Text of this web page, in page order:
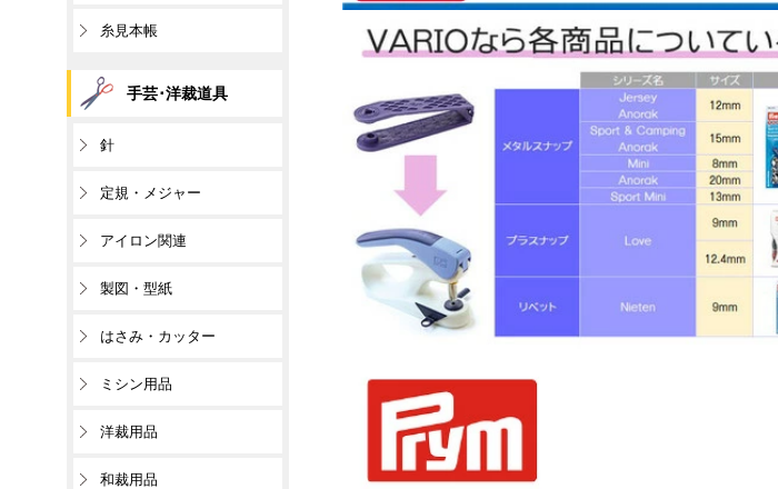
糸見本帳
手芸･洋裁道具
針
定規・メジャー
アイロン関連
製図・型紙
はさみ・カッター
ミシン用品
洋裁用品
和裁用品